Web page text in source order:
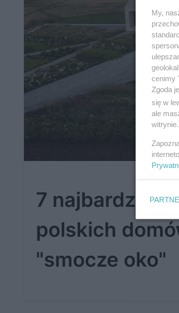
7 najbardziej
polskich
"smocze oko"
My,
cenimy
Zgoda
się w
ale
witrynie.